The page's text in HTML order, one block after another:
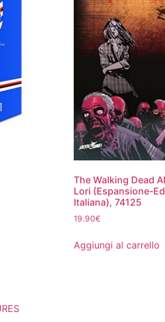
The Walking Dead
Lori (Espansione-
Italiana), 74125
19.90€
Aggiungi al carrello